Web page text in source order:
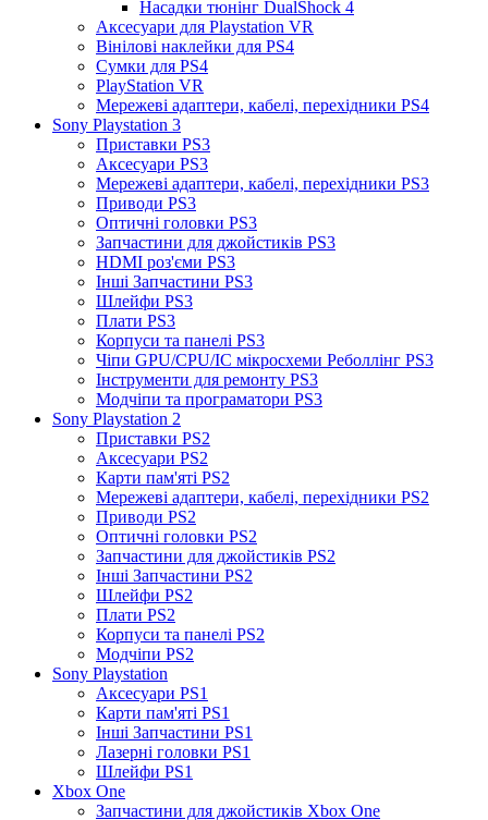
Насадки тюнінг DualShock 4
Аксесуари для Playstation VR
Вінілові наклейки для PS4
Сумки для PS4
PlayStation VR
Мережеві адаптери, кабелі, перехідники PS4
Sony Playstation 3
Приставки PS3
Аксесуари PS3
Мережеві адаптери, кабелі, перехідники PS3
Приводи PS3
Оптичні головки PS3
Запчастини для джойстиків PS3
HDMI роз'єми PS3
Інші Запчастини PS3
Шлейфи PS3
Плати PS3
Корпуси та панелі PS3
Чіпи GPU/CPU/IC мікросхеми Реболлінг PS3
Інструменти для ремонту PS3
Модчіпи та програматори PS3
Sony Playstation 2
Приставки PS2
Аксесуари PS2
Карти пам'яті PS2
Мережеві адаптери, кабелі, перехідники PS2
Приводи PS2
Оптичні головки PS2
Запчастини для джойстиків PS2
Інші Запчастини PS2
Шлейфи PS2
Плати PS2
Корпуси та панелі PS2
Модчіпи PS2
Sony Playstation
Аксесуари PS1
Карти пам'яті PS1
Інші Запчастини PS1
Лазерні головки PS1
Шлейфи PS1
Xbox One
Запчастини для джойстиків Xbox One